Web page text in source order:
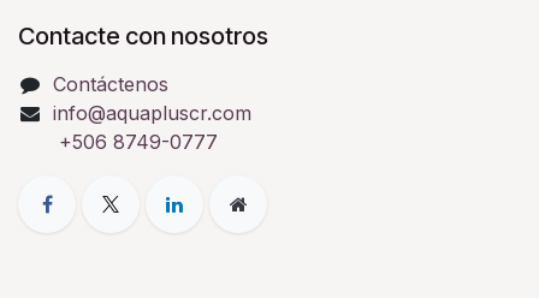
Contacte con nosotros
Contáctenos
info@aquapluscr.com
+506 8749-0777